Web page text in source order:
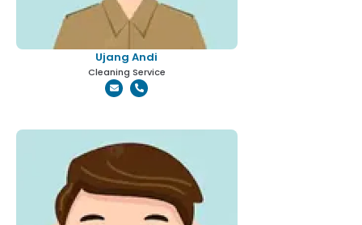
Ujang Andi
Cleaning Service